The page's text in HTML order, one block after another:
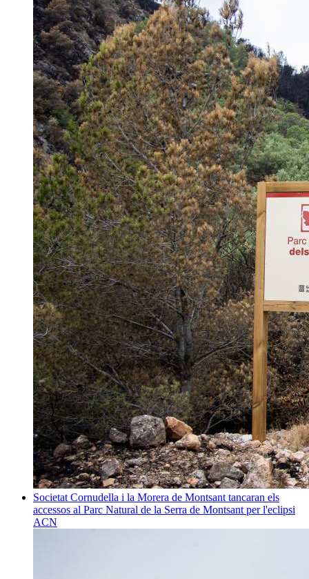
Societat Cornudella i la Morera de Montsant tancaran els
accessos al Parc Natural de la Serra de Montsant per l'eclipsi
ACN